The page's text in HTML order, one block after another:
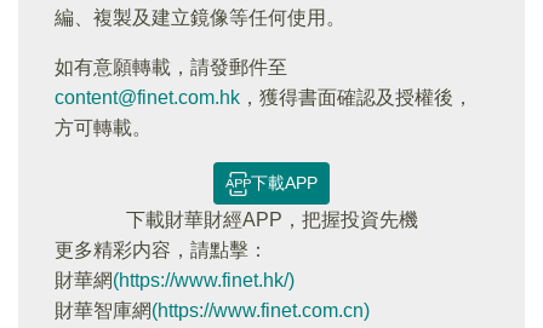
編、複製及建立鏡像等任何使用。
如有意願轉載，請發郵件至
content@finet.com.hk ，獲得書面確認及授權後，
方可轉載。
下載APP
下載財華財經APP，把握投資先機
更多精彩内容，請點擊：
財華網(https://www.finet.hk/)
財華智庫網(https://www.finet.com.cn)